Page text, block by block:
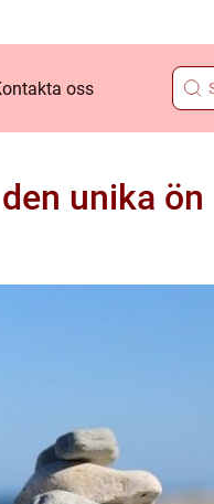
oss
unika ön